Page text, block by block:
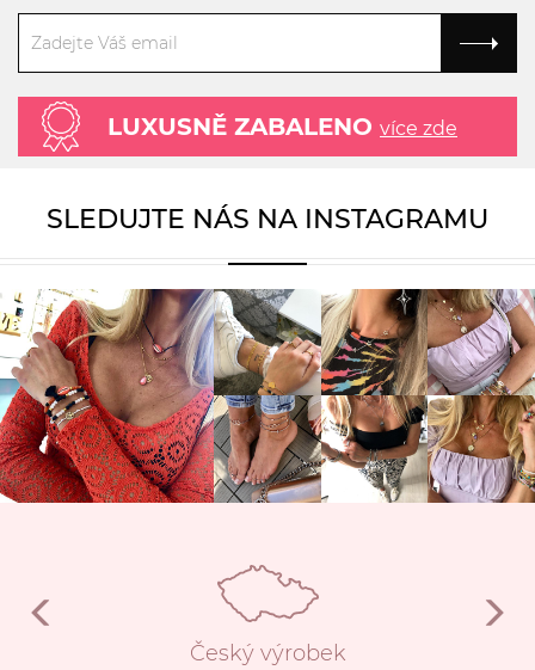
LUXUSNĚ ZABALENO více zde
SLEDUJTE NÁS NA INSTAGRAMU
Český výrobek